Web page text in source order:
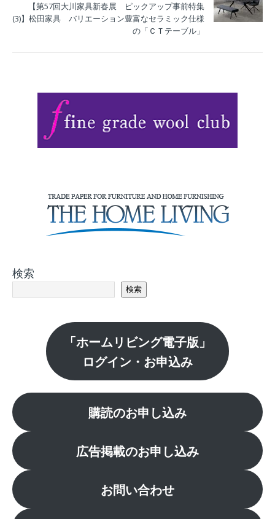
【第57回大川家具新春展 ピックアップ事前特集
(3)】松田家具 バリエーション豊富なセラミック仕様
の「ＣＴテーブル」
検索
検索
「ホームリビング電子版」
ログイン・お申込み
購読のお申し込み
広告掲載のお申し込み
お問い合わせ